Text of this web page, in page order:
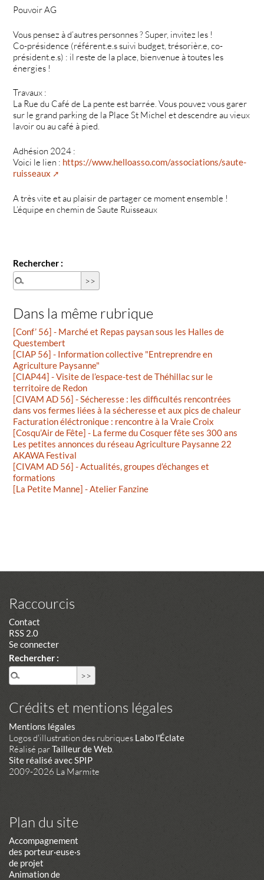
Pouvoir AG
Vous pensez à d’autres personnes ? Super, invitez les !
Co-présidence (référent.e.s suivi budget, trésorièr.e, co-
président.e.s) : il reste de la place, bienvenue à toutes les
énergies !
Travaux :
La Rue du Café de La pente est barrée. Vous pouvez vous garer
sur le grand parking de la Place St Michel et descendre au vieux
lavoir ou au café à pied.
Adhésion 2024 :
Voici le lien : https://www.helloasso.com/associations/saute-
ruisseaux
A très vite et au plaisir de partager ce moment ensemble !
L’équipe en chemin de Saute Ruisseaux
Rechercher :
Dans la même rubrique
[Conf’ 56] - Marché et Repas paysan sous les Halles de
Questembert
[CIAP 56] - Information collective "Entreprendre en
Agriculture Paysanne"
[CIAP44] - Visite de l’espace-test de Théhillac sur le
territoire de Redon
[CIVAM AD 56] - Sécheresse : les difficultés rencontrées
dans vos fermes liées à la sécheresse et aux pics de chaleur
Facturation éléctronique : rencontre à la Vraie Croix
[Cosqu’Air de Fête] - La ferme du Cosquer fête ses 300 ans
Les petites annonces du réseau Agriculture Paysanne 22
AKAWA Festival
[CIVAM AD 56] - Actualités, groupes d’échanges et
formations
[La Petite Manne] - Atelier Fanzine
Raccourcis
Contact
RSS 2.0
Se connecter
Rechercher :
Crédits et mentions légales
Mentions légales
Logos d'illustration des rubriques Labo l'Éclate
Réalisé parTailleur de Web
Site réalisé avec SPIP
2009-2026 La Marmite
Plan du site
Accompagnement
des porteur·euse·s
de projet
Animation de